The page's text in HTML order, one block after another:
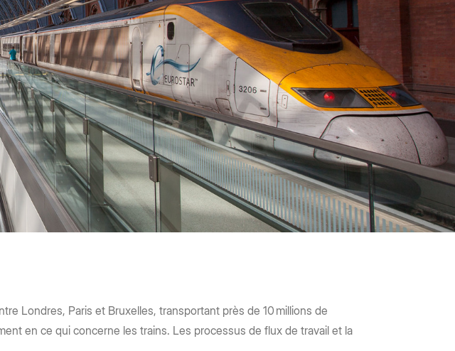
sicurezza aziendale per accelerare
flussi di lavoro complessi e ottenere
risultati di forte impatto.
Ulteriori informazioni
Londres, Paris et Bruxelles, transportant près de 10 millions de
en ce qui concerne les trains. Les processus de flux de travail et la